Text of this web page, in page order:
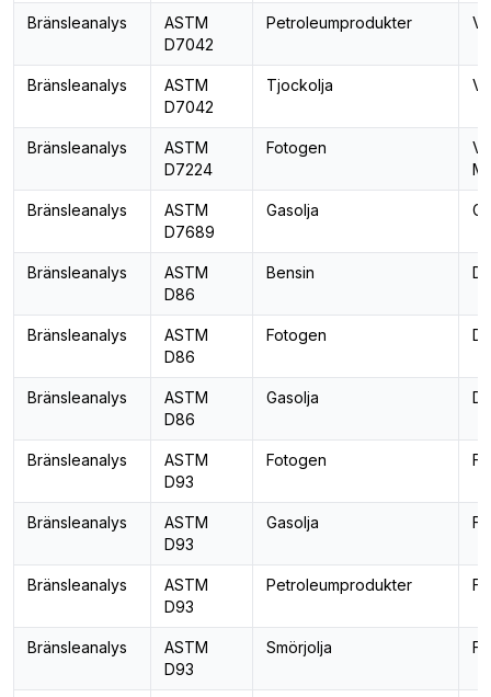
Bränsleanalys
ASTM
D7042
Petroleumprodukter
Bränsleanalys
ASTM
D7042
Tjockolja
Bränsleanalys
ASTM
D7224
Fotogen
Bränsleanalys
ASTM
D7689
Gasolja
Bränsleanalys
ASTM
D86
Bensin
Bränsleanalys
ASTM
D86
Fotogen
Bränsleanalys
ASTM
D86
Gasolja
Bränsleanalys
ASTM
D93
Fotogen
Bränsleanalys
ASTM
D93
Gasolja
Bränsleanalys
ASTM
D93
Petroleumprodukter
Bränsleanalys
ASTM
D93
Smörjolja